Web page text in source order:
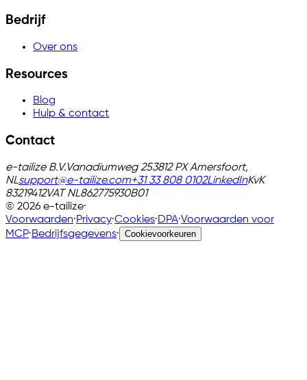
Bedrijf
Over ons
Resources
Blog
Hulp & contact
Contact
e-tailize B.V.Vanadiumweg 253812 PX Amersfoort,
NLsupport@e-tailize.com+31 33 808 0102LinkedInKvK
83219412VAT NL862775930B01
© 2026 e-tailize·
Voorwaarden·Privacy·Cookies·DPA·Voorwaarden voor
MCP·Bedrijfsgegevens· Cookievoorkeuren